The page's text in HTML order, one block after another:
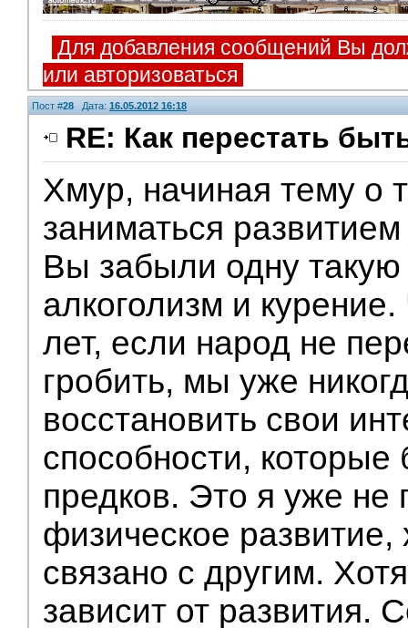
Для добавления сообщений Вы
или авторизоваться
Пост #28 Дата: 16.05.2012 16:18
RE: Как перестать
Хмур, начиная тему о
заниматься
Вы забыли одну
алкоголизм и
лет, если народ не
гробить, мы уже
восстановить свои
способности,
предков. Это я уже не
физическое развитие,
связано с другим.
зависит от развития.